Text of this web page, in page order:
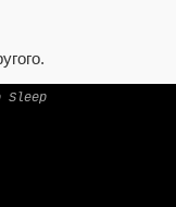
Sleep